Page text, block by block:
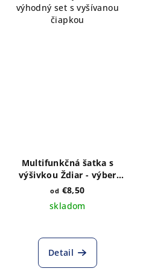
výhodný set s vyšívanou
čiapkou
Multifunkčná šatka s
výšivkou Ždiar - výber
farieb a veľkosti
od €8,50
skladom
Detail